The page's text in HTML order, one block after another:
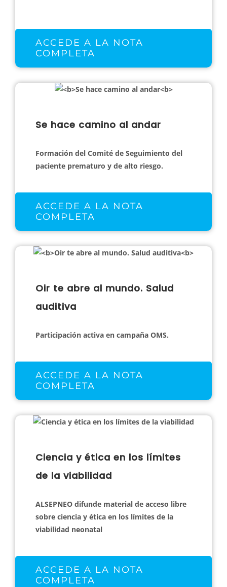
ACCEDE A LA NOTA
COMPLETA
Se hace camino al andar
Formación del Comité de Seguimiento del
paciente prematuro y de alto riesgo.
ACCEDE A LA NOTA
COMPLETA
Oir te abre al mundo. Salud
auditiva
Participación activa en campaña OMS.
ACCEDE A LA NOTA
COMPLETA
Ciencia y ética en los límites
de la viabilidad
ALSEPNEO difunde material de acceso libre
sobre ciencia y ética en los límites de la
viabilidad neonatal
ACCEDE A LA NOTA
COMPLETA